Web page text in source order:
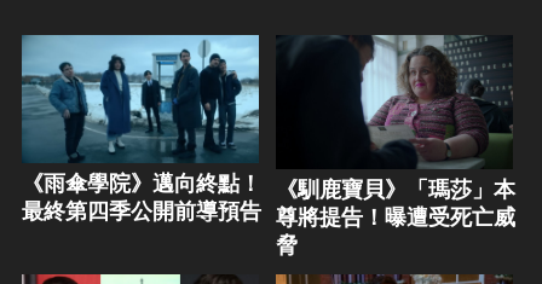
《雨傘學院》邁向終點！
最終第四季公開前導預告
《馴鹿寶貝》「瑪莎」本
尊將提告！曝遭受死亡威
脅